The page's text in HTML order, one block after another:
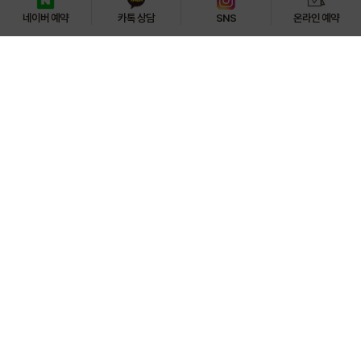
월요일 ~ 금요일
10:30 ~ 20:30
네이버 예약 카톡 상담 SNS 온라인 예약